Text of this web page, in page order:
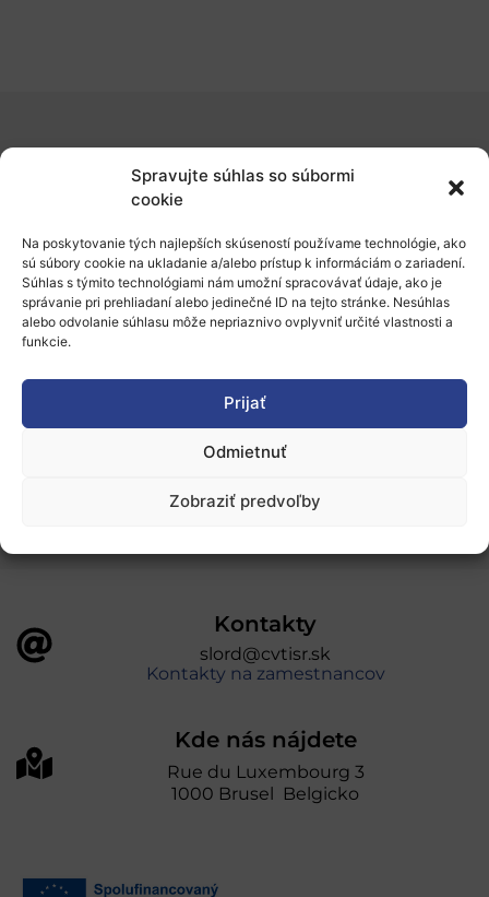
Spravujte súhlas so súbormi
cookie
Na poskytovanie tých najlepších skúseností používame technológie, ako
sú súbory cookie na ukladanie a/alebo prístup k informáciám o zariadení.
Súhlas s týmito technológiami nám umožní spracovávať údaje, ako je
správanie pri prehliadaní alebo jedinečné ID na tejto stránke. Nesúhlas
alebo odvolanie súhlasu môže nepriaznivo ovplyvniť určité vlastnosti a
funkcie.
Prijať
Odmietnuť
Zobraziť predvoľby
Financovanie a podpora
Stáže a pobyty
Novinky
úniou v rámci Programu Slovensko. Portál
prevádzkuje Centrum vedecko-technických
Kontakty
slord@cvtisr.sk
Kontakty na zamestnancov
Kde nás nájdete
Rue du Luxembourg 3
1000 Brusel Belgicko